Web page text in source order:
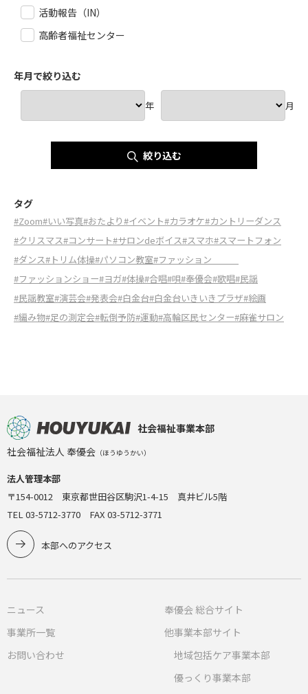
活動報告（IN）
高齢者福祉センター
年月で絞り込む
年 月
絞り込む
タグ
#Zoom#いい写真#おたより#イベント#カラオケ#カントリーダンス
#クリスマス#コンサート#サロンdeボイス#スマホ#スマートフォン
#ダンス#トリム体操#パソコン教室#ファッション
#ファッションショー#ヨガ#体操#合唱#唄#奉優会#歌唱#民謡
#民謡教室#演芸会#発表会#白金台#白金台いきいきプラザ#絵画
#編み物#足の測定会#転倒予防#運動#高輪区民センター#麻雀サロン
社会福祉事業本部
社会福祉法人 奉優会 （ほうゆうかい）
法人管理本部
〒154-0012 東京都世田谷区駒沢1-4-15 真井ビル5階
TEL 03-5712-3770 FAX 03-5712-3771
本部へのアクセス
ニュース
事業所一覧
お問い合わせ
奉優会 総合サイト
他事業本部サイト
地域包括ケア事業本部
優っくり事業本部